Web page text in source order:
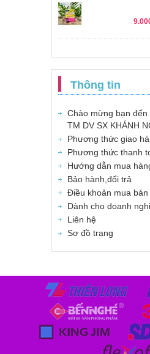
Thông tin
Chào mừng bạn đến
TM DV SX KHÁNH
Phương thức giao
Phương thức thanh
Hướng dẫn mua
Bảo hành,đổi trả
Điều khoản mua bán
Dành cho doanh
Liên hệ
Sơ đồ trang